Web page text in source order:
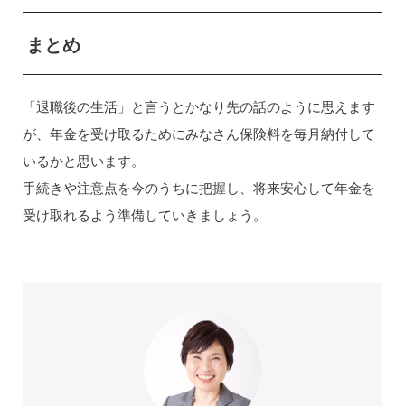
まとめ
「退職後の生活」と言うとかなり先の話のように思えます
が、年金を受け取るためにみなさん保険料を毎月納付して
いるかと思います。
手続きや注意点を今のうちに把握し、将来安心して年金を
受け取れるよう準備していきましょう。